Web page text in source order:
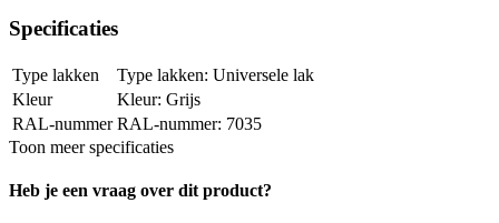
Specificaties
Type lakken
Universele lak
Kleur
Grijs
RAL-nummer
7035
Toon meer specificaties
Heb je een vraag over dit product?